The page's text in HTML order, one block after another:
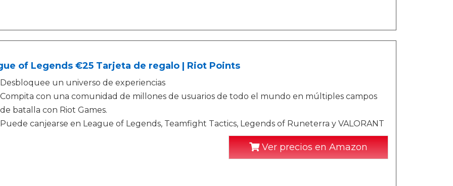
of Legends €25 Tarjeta de regalo | Riot Points
Desbloquee un universo de experiencias
Compita con una comunidad de millones de usuarios de todo el mundo en múltiples campos
de batalla con Riot Games.
Puede canjearse en League of Legends, Teamfight Tactics, Legends of Runeterra y VALORANT
Ver precios en Amazon